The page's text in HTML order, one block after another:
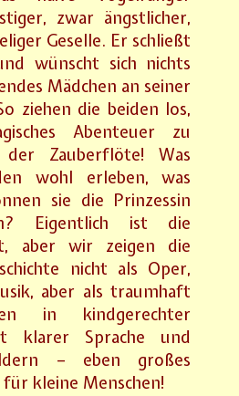
zwar ängstlicher,
Geselle. Er schließt
wünscht sich nichts
Mädchen an seiner
ziehen die beiden los,
Abenteuer zu
Zauberflöte! Was
wohl erleben, was
sie die Prinzessin
Eigentlich ist die
aber wir zeigen die
nicht als Oper,
aber als traumhaft
in kindgerechter
klarer Sprache und
– eben großes
kleine Menschen!